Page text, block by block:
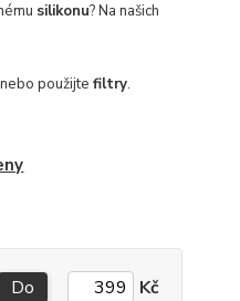
silikonu? Na našich
použijte filtry.
Do Kč